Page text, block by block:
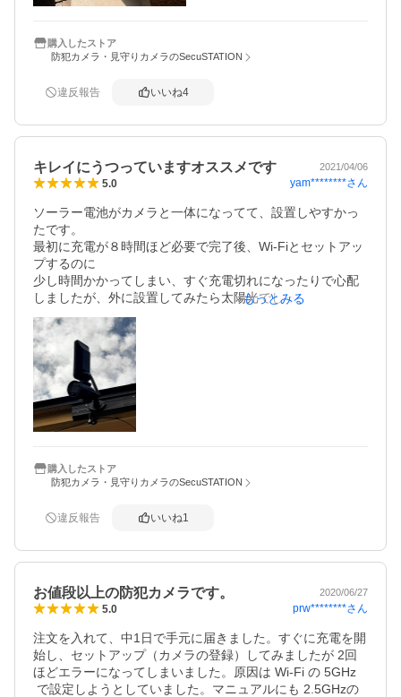
量確認際85％表示でしたが翌朝確認、100％表示になって
電してくれるようなの電池切れの不安なさそうです。
カメラの画質は問題なし、動く物の確認撮影開始の際若干
出来ない場合があります、又撮影されない時も有るようで
いと思いまます。
[受注番号]secu-10043624
購入したストア
防犯カメラ・見守りカメラのSecuSTATION
違反報告 いいね4
キレイにうつっていますオススメです 2021/04/06
5.0 yam********さん
ソーラー電池がカメラと一体になってて、設置しやすかっ
たです。
最初に充電が８時間ほど必要で完了後、Wi-Fiとセットアッ
プするのに
少し時間かかってしまい、すぐ充電切れになったりで心配
しましたが、外に設置してみたら太陽光でしっかり充電で
きコスパ抜群です。
SDカードは後日発送なので、設置するときにないと意味な
いのではーと思い新しいの買って入れたのですが、クラウ
ドで１ヶ月無料お試しで使えるのが入っていました…(T-T)
スマホから映像は鮮明でキレイにみえます。外出先でも様
子がみえて感動です(*^^*)
過去の映像は短時間で区切られて保存されており、動きは
だいたいスムーズにうつっています。
らスピーカーで話せるみたいですが、近寄っても聞こえな
い感じです。何か設定があるのでしょうか？？
をしました。
注文番号　secu-10038782
もっとみる
購入したストア
防犯カメラ・見守りカメラのSecuSTATION
違反報告 いいね1
お値段以上の防犯カメラです。 2020/06/27
5.0 prw********さん
注文を入れて、中1日で手元に届きました。すぐに充電を開
始し、セットアップ（カメラの登録）してみましたが 2回
ほどエラーになってしまいました。原因は Wi-Fi の 5GHz
で設定しようとしていました。マニュアルにも 2.5GHzの